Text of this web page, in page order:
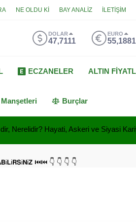
NE OLDU Kİ BAY ANALİZ İLETİŞİM
DOLAR
47,7111
EURO
55,1881
ECZANELER ALTIN
Burçlar
Nerelidir? Hayati, Askeri ve Siyasi
⏮⏮ 👇 👇 👇 👇